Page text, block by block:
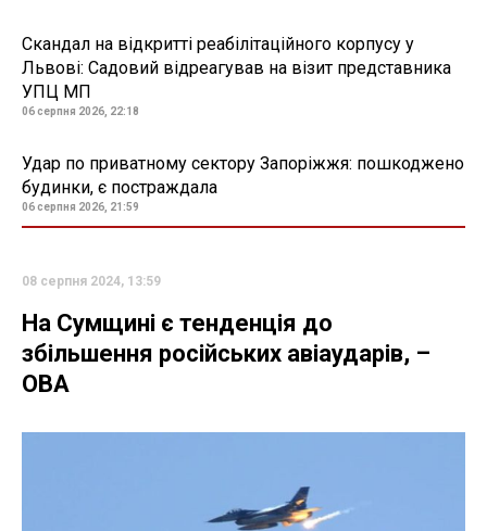
Скандал на відкритті реабілітаційного корпусу у
Львові: Садовий відреагував на візит представника
УПЦ МП
06 серпня 2026, 22:18
Удар по приватному сектору Запоріжжя: пошкоджено
будинки, є постраждала
06 серпня 2026, 21:59
08 серпня 2024, 13:59
На Сумщині є тенденція до
збільшення російських авіаударів, –
ОВА